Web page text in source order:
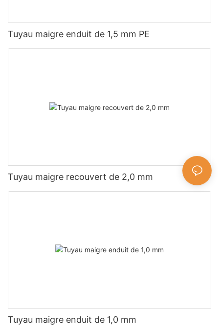
Tuyau maigre enduit de 1,5 mm PE
Tuyau maigre recouvert de 2,0 mm
Tuyau maigre enduit de 1,0 mm